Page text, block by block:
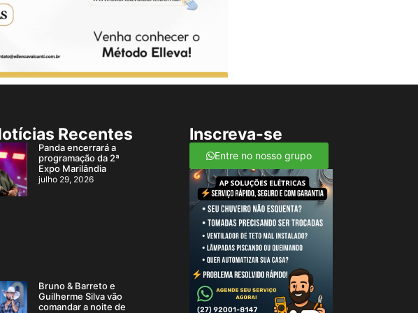
Recentes
Panda encerrará a
programação da 2ª
Expo Marilândia
julho 29, 2026
Bruno & Barreto e
Guilherme Silva vão
comandar a noite de
Inscreva-se
Entre no nosso grupo